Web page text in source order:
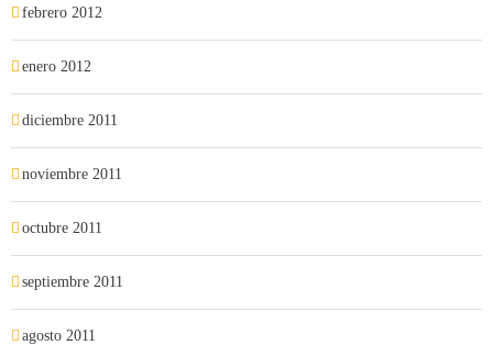
febrero 2012
enero 2012
diciembre 2011
noviembre 2011
octubre 2011
septiembre 2011
agosto 2011